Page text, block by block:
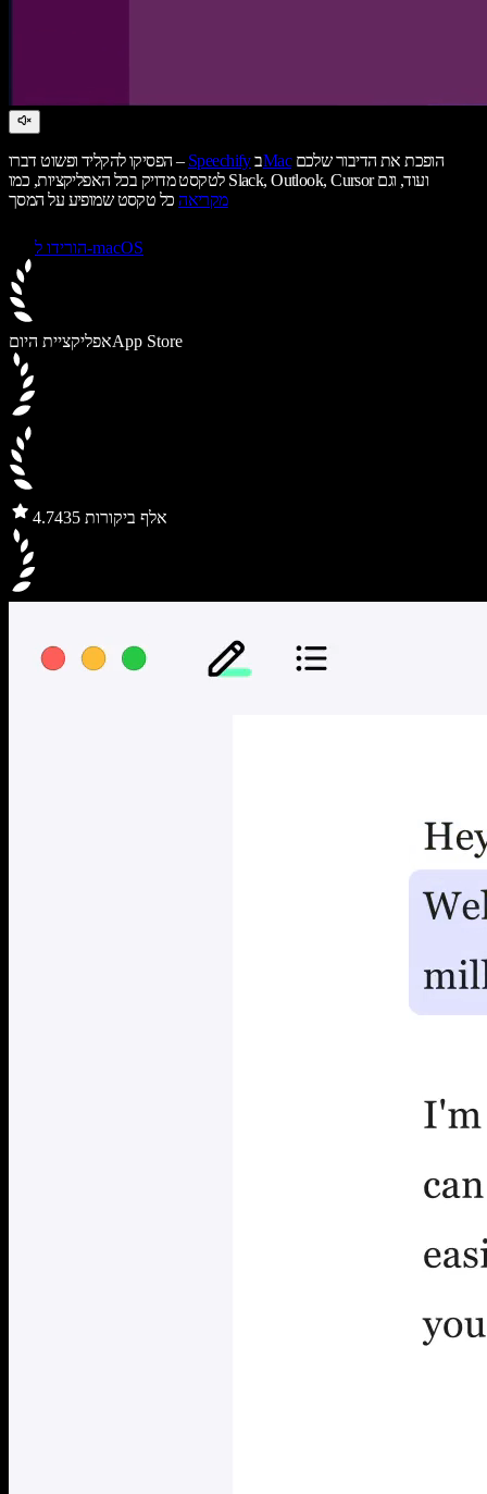
הפסיקו להקליד ופשוט דברו – Speechify בMacהופכת את הדיבור שלכם
לטקסט מדויק בכל האפליקציות, כמו Slack, Outlook, Cursor ועוד, וגם
מקריאהכל טקסט שמופיע על המסך
הורידו ל-macOS
אפליקציית היוםApp Store
4.7 435 אלף ביקורות